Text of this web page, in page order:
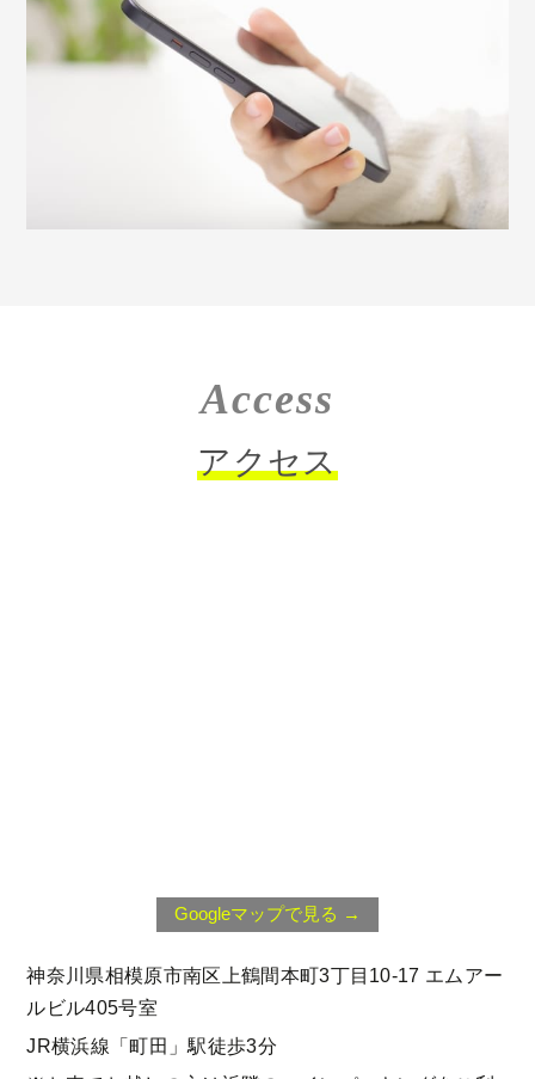
Access
アクセス
Googleマップで見る →
神奈川県相模原市南区上鶴間本町3丁目10‐17 エムアー
ルビル405号室
JR横浜線「町田」駅徒歩3分